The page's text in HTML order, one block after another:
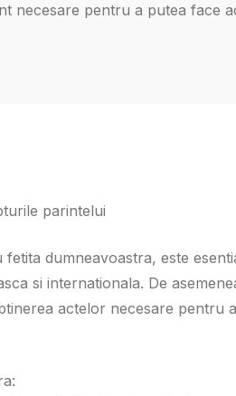
necesare pentru a putea face
parintelui
dumneavoastra, este
si internationala. De
actelor necesare pentru